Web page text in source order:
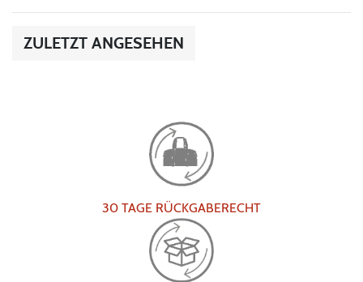
ZULETZT ANGESEHEN
30 TAGE RÜCKGABERECHT